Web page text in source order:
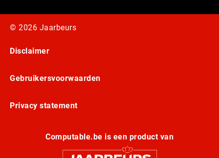
© 2026 Jaarbeurs
Disclaimer
Gebruikersvoorwaarden
Privacy statement
Computable.be is een product van